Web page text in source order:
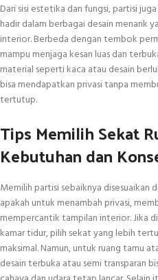
Dari sisi estetika dan fungsi, partisi
hadir dalam berbagai desain menarik
interior. Berbeda dengan tembok
mampu menjaga kesan luas dan
material seperti kaca atau desain
bisa mendapatkan privasi tanpa
tertutup.
Tips Memilih Sekat
Kebutuhan dan
Memilih partisi sebaiknya disesuaikan
apakah untuk menambah privasi,
mempercantik tampilan interior. Jika
kamar tidur, pilih sekat yang lebih
maksimal. Namun, untuk ruang tamu
desain terbuka atau semi transparan